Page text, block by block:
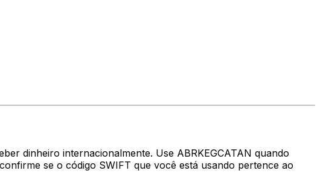
dinheiro internacionalmente. Use ABRKEGCATAN quando
se o código SWIFT que você está usando pertence ao